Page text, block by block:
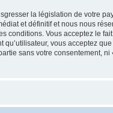
la législation de votre
et définitif et nous nous
conditions. Vous acceptez le
vous acceptez
sans votre consentement,